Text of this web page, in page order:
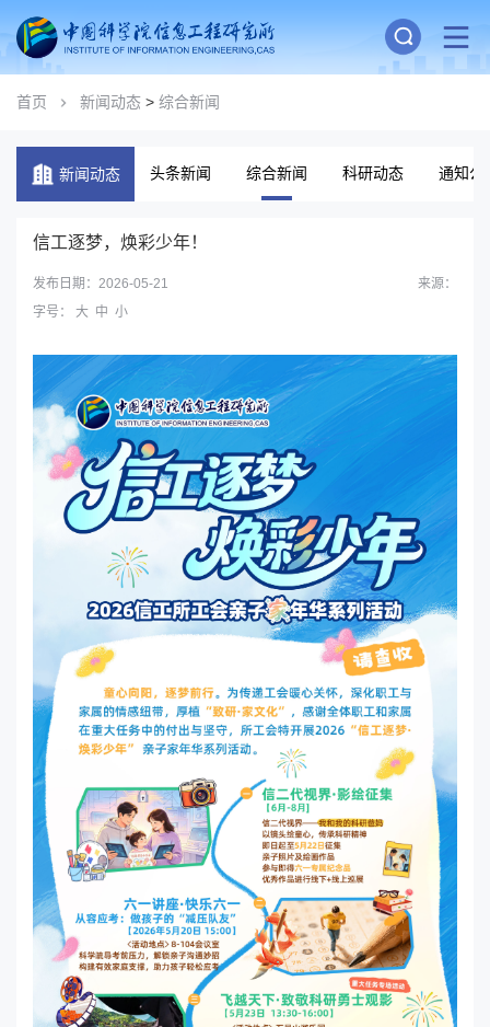
首页 新闻动态 > 综合新闻
新闻动态 头条新闻 综合新闻 科研动态 通知公
信工逐梦，焕彩少年！
发布日期：2026-05-21
来源：
字号：
大 中 小